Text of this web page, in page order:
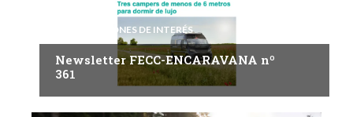
INFORMACIONES DE INTERÉS
Newsletter FECC-ENCARAVANA nº
361